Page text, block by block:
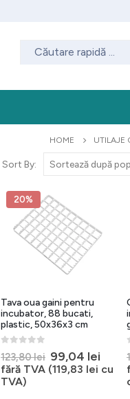
HOME UTILAJE
Sort By:
20%
Tava oua gaini pentru
incubator, 88 bucati,
plastic, 50x36x3 cm
123,80lei Prețul
inițial
99,04 lei
este:
fără TVA (119,83 lei cu
TVA)